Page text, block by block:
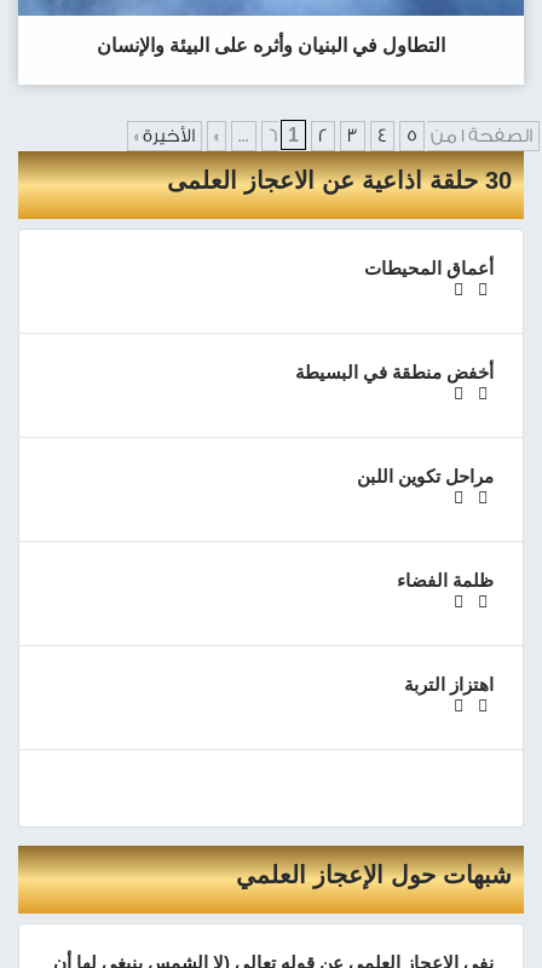
التطاول في البنيان وأثره على البيئة والإنسان
الصفحة 1 من 6 1 2 3 4 5
...
» الأخيرة »
30 حلقة اذاعية عن الاعجاز العلمى
أعماق المحيطات
أخفض منطقة في البسيطة
مراحل تكوين اللبن
ظلمة الفضاء
اهتزاز التربة
شبهات حول الإعجاز العلمي
نفي الإعجاز العلمي عن قوله تعالى (لا الشمس ينبغي لها أن